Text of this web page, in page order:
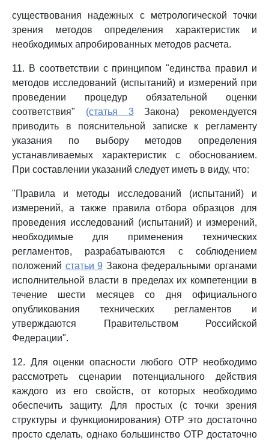
существования надежных с метрологической точки
зрения методов определения характеристик и
необходимых апробированных методов расчета.
11. В соответствии с принципом "единства правил и
методов исследований (испытаний) и измерений при
проведении процедур обязательной оценки
соответствия" (статья 3Закона) рекомендуется
приводить в пояснительной записке к регламенту
указания по выбору методов определения
устанавливаемых характеристик с обоснованием.
При составлении указаний следует иметь в виду, что:
"Правила и методы исследований (испытаний) и
измерений, а также правила отбора образцов для
проведения исследований (испытаний) и измерений,
необходимые для применения технических
регламентов, разрабатываются с соблюдением
положений статьи 9 Закона федеральными органами
исполнительной власти в пределах их компетенции в
течение шести месяцев со дня официального
опубликования технических регламентов и
утверждаются Правительством Российской
Федерации".
12. Для оценки опасности любого ОТР необходимо
рассмотреть сценарии потенциального действия
каждого из его свойств, от которых необходимо
обеспечить защиту. Для простых (с точки зрения
структуры и функционирования) ОТР это достаточно
просто сделать, однако большинство ОТР достаточно